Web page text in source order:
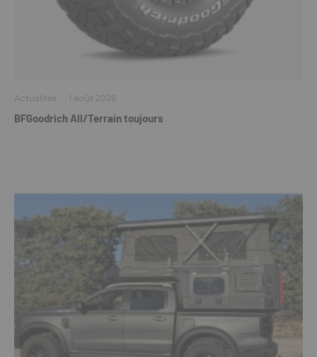
Actualités · 1 août 2026
BFGoodrich All/Terrain toujours